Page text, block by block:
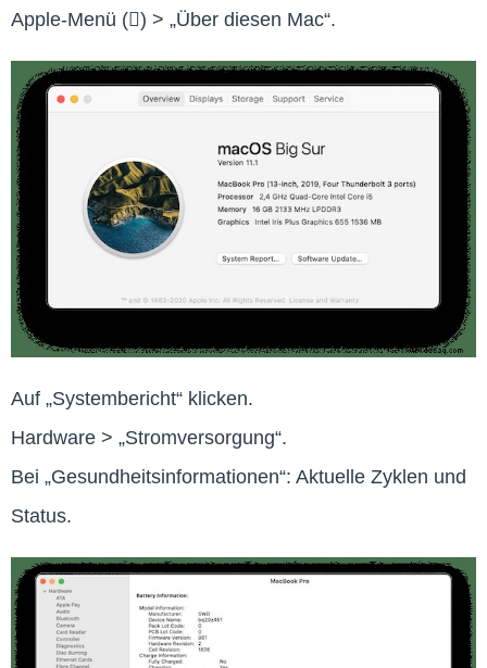
Apple-Menü () > „Über diesen Mac“.
Auf „Systembericht“ klicken.
Hardware > „Stromversorgung“.
Bei „Gesundheitsinformationen“: Aktuelle Zyklen und
Status.